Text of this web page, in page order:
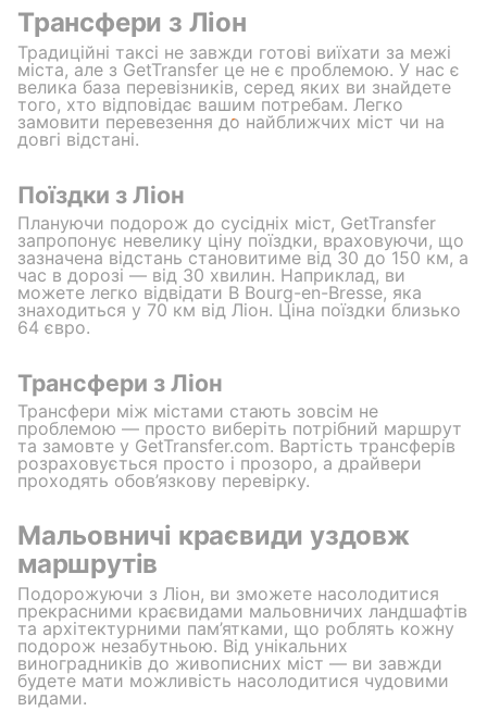
Трансфери з Ліон
Традиційні таксі не завжди готові виїхати за межі
міста, але з GetTransfer це не є проблемою. У нас є
велика база перевізників, серед яких ви знайдете
того, хто відповідає вашим потребам. Легко
замовити перевезення до найближчих міст чи на
довгі відстані.
Поїздки з Ліон
Плануючи подорож до сусідніх міст, GetTransfer
запропонує невелику ціну поїздки, враховуючи, що
зазначена відстань становитиме від 30 до 150 км, а
час в дорозі — від 30 хвилин. Наприклад, ви
можете легко відвідати В Bourg-en-Bresse, яка
знаходиться у 70 км від Ліон. Ціна поїздки близько
64 євро.
Трансфери з Ліон
Трансфери між містами стають зовсім не
проблемою — просто виберіть потрібний маршрут
та замовте у GetTransfer.com. Вартість трансферів
розраховується просто і прозоро, а драйвери
проходять обов’язкову перевірку.
Мальовничі краєвиди уздовж
маршрутів
Подорожуючи з Ліон, ви зможете насолодитися
прекрасними краєвидами мальовничих ландшафтів
та архітектурними пам’ятками, що роблять кожну
подорож незабутньою. Від унікальних
виноградників до живописних міст — ви завжди
будете мати можливість насолодитися чудовими
видами.